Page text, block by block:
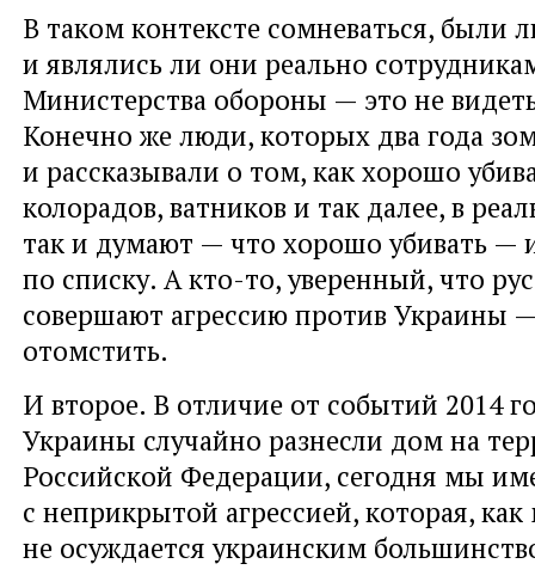
В таком контексте сомневаться, были
и являлись ли они реально
Министерства обороны — это не
Конечно же люди, которых два года
и рассказывали о том, как хорошо
колорадов, ватников и так далее, в
так и думают — что хорошо убивать —
по списку. А кто-то, уверенный, что
совершают агрессию против Украины
отомстить.
И второе. В отличие от событий 2014
Украины случайно разнесли дом на
Российской Федерации, сегодня мы
с неприкрытой агрессией, которая,
не осуждается украинским